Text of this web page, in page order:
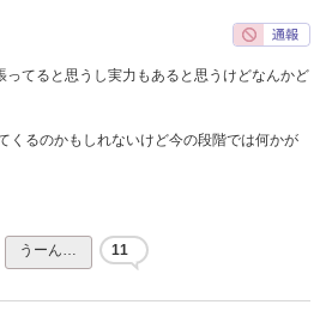
ってると思うし実力もあると思うけどなんかど
くるのかもしれないけど今の段階では何かが
うーん… 11